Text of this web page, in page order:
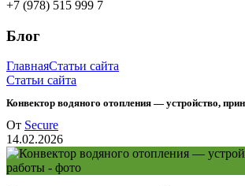
+7 (978) 515 999 7
Блог
ГлавнаяСтатьи сайта
Статьи сайта
Конвектор водяного отопления — устройство,
От Secure
14.02.2026